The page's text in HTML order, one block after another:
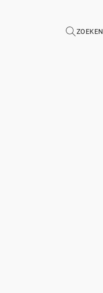
ZOEKEN